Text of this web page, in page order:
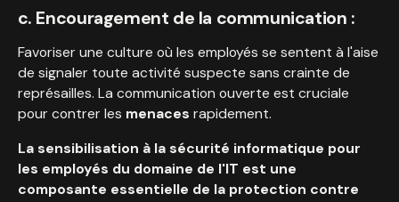
c. Encouragement de la communication :
Favoriser une culture où les employés se sentent à l'aise
de signaler toute activité suspecte sans crainte de
représailles. La communication ouverte est cruciale
pour contrer les menaces rapidement.
La sensibilisation à la sécurité informatique pour
les employés du domaine de l'IT est une
composante essentielle de la protection contre